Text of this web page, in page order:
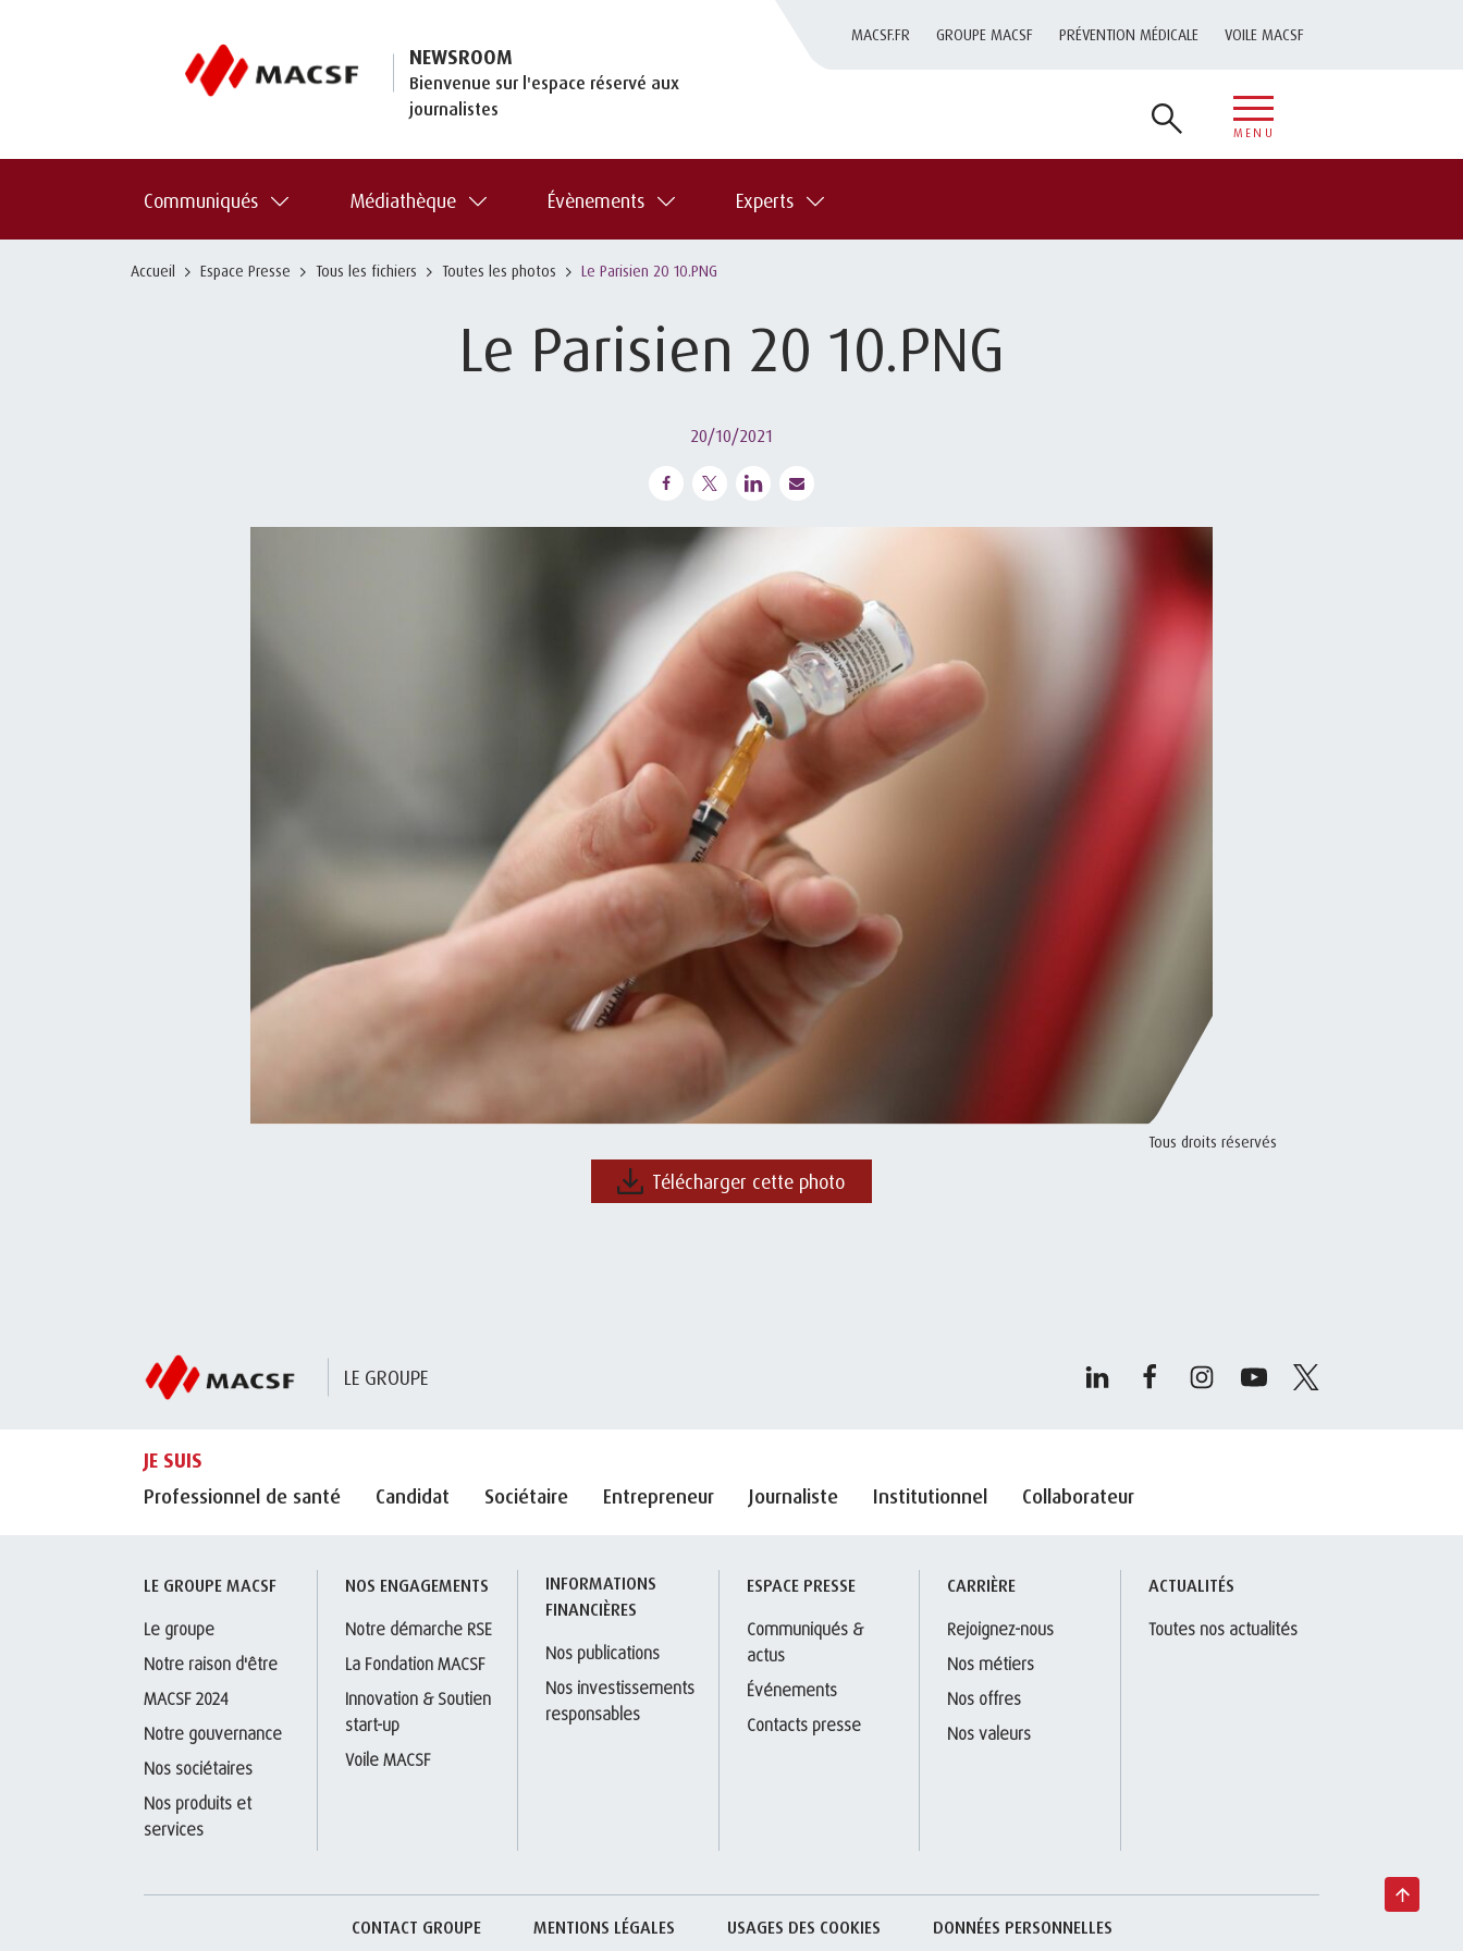
NEWSROOM
Bienvenue sur l'espace réservé aux
journalistes
MACSF.FR GROUPE MACSF PRÉVENTION MÉDICALE VOILE MACSF
MENU
Communiqués Médiathèque Évènements Experts
Accueil Espace Presse Tous les fichiers Toutes les photos Le Parisien 20 10.PNG
Le Parisien 20 10.PNG
20/10/2021
Tous droits réservés
Télécharger cette photo
LE GROUPE
JE SUIS
Professionnel de santé
Candidat Sociétaire Entrepreneur Journaliste Institutionnel Collaborateur
LE GROUPE MACSF
Le groupe
Notre raison d'être
MACSF 2024
Notre gouvernance
Nos sociétaires
Nos produits et
services
NOS ENGAGEMENTS
Notre démarche RSE
La Fondation MACSF
Innovation & Soutien
start-up
Voile MACSF
INFORMATIONS
FINANCIÈRES
Nos publications
Nos investissements
responsables
ESPACE PRESSE
Communiqués &
actus
Événements
Contacts presse
CARRIÈRE
Rejoignez-nous
Nos métiers
Nos offres
Nos valeurs
ACTUALITÉS
Toutes nos actualités
CONTACT GROUPE MENTIONS LÉGALES USAGES DES COOKIES DONNÉES PERSONNELLES